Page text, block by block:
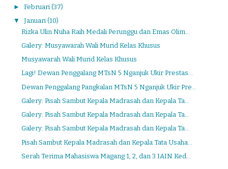
► Februari (37)
▼ Januari (10)
Rizka Ulin Nuha Raih Medali Perunggu dan Emas Olim...
Galery: Musyawarah Wali Murid Kelas Khusus
Musyawarah Wali Murid Kelas Khusus
Lagi! Dewan Penggalang MTsN 5 Nganjuk Ukir Prestas...
Dewan Penggalang Pangkalan MTsN 5 Nganjuk Ukir Pre...
Galery: Pisah Sambut Kepala Madrasah dan Kepala Ta...
Galery: Pisah Sambut Kepala Madrasah dan Kepala Ta...
Galery: Pisah Sambut Kepala Madrasah dan Kepala Ta...
Pisah Sambut Kepala Madrasah dan Kepala Tata Usaha...
Serah Terima Mahasiswa Magang 1, 2, dan 3 IAIN Ked...